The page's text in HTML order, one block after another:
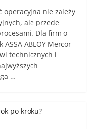
operacyjna nie zależy
ale przede
Dla firm o
ABLOY Mercor
technicznych i
…
po kroku?